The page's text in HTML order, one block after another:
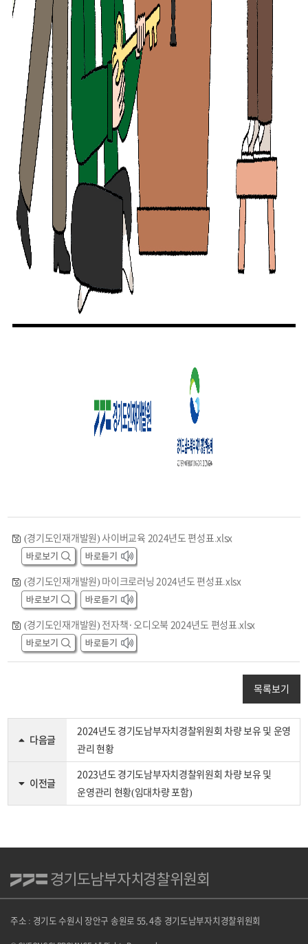
(경기도인재개발원) 사이버교육 2024년도 편성표.xlsx
(경기도인재개발원) 마이크로러닝 2024년도 편성표.xlsx
(경기도인재개발원) 전자책·오디오북 2024년도 편성표.xlsx
목록보기
다음글
2024년도 경기도남부자치경찰위원회 차량 보유 및 운영
관리 현황
이전글
2023년도 경기도남부자치경찰위원회 차량 보유 및
운영관리 현황(임대차량 포함)
주소 : 경기도 수원시 장안구 송원로 55, 4층 경기도남부자치경찰위원회